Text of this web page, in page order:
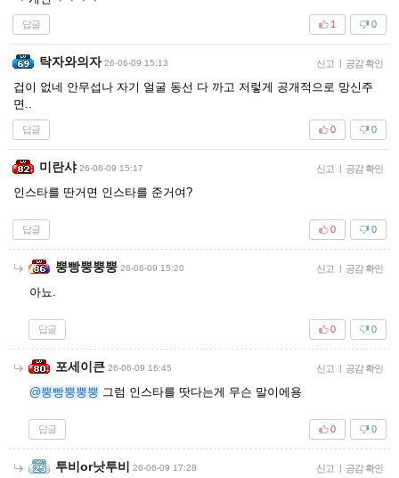
답글 0
1
탁자와의자 26-06-09 15:13 신고 | 공감 확인
겁이 없네 안무섭나 자기 얼굴 동선 다 까고 저렇게 공개적으로 망신주
면..
답글 0
0
미란샤 26-06-09 15:17 신고 | 공감 확인
인스타를 딴거면 인스타를 준거여?
답글 0
0
뿡빵뿡뿡뿡 26-06-09 15:20 신고 | 공감 확인
아뇨.
답글 0
0
포세이큰 26-06-09 16:45 신고 | 공감 확인
@뿡빵뿡뿡뿡 그럼 인스타를 땃다는게 무슨 말이에용
답글 0
0
투비or낫투비 26-06-09 17:28 신고 | 공감 확인